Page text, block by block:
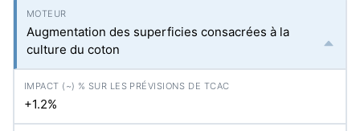
Augmentation des superficies consacrées à la
culture du coton
+1.2%